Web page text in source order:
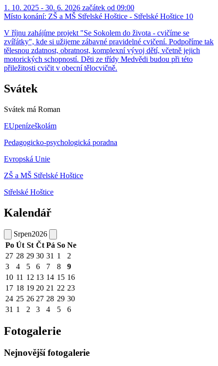
1. 10. 2025 - 30. 6. 2026 začátek od 09:00
Místo konání: ZŠ a MŠ Střelské Hoštice - Střelské Hoštice 10
V říjnu zahájíme projekt "Se Sokolem do života - cvičíme se
zvířátky", kde si užijeme zábavné pravidelné cvičení. Podpoříme tak
tělesnou zdatnost, obratnost, komplexní vývoj dětí, včetně jejich
motorických schopností. Děti ze třídy Medvědi budou při této
přiležitosti cvičit v obecní tělocvičně.
Svátek
Svátek má Roman
EUpenízeškolám
Pedagogicko-psychologická poradna
Evropská Unie
ZŠ a MŠ Střelské Hoštice
Střelské Hoštice
Kalendář
Srpen2026
Po Út St Čt Pá So Ne
27 28 29 30 31 1
2
3
4 5 6 7 8
9
10 11 12 13 14 15 16
17 18 19 20 21 22 23
24 25 26 27 28 29 30
31 1 2 3 4 5 6
Fotogalerie
Nejnovější fotogalerie